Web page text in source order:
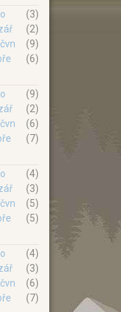
(3)
(2)
(9)
(6)
(9)
(2)
(6)
(7)
(4)
(3)
(5)
(5)
(4)
(3)
(6)
(7)